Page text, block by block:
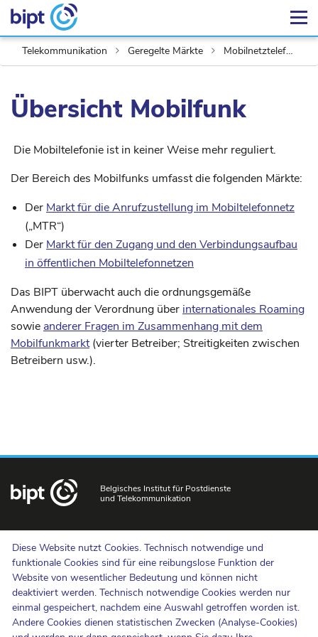
Diese Website nutzt Cookies. Technisch notwendige und
funktionale Cookies sind für eine reibungslose Funktion der
Website von wesentlicher Bedeutung und können nicht
deaktiviert werden. Technisch notwendige Cookies werden nur
einmal gespeichert, nachdem eine Auswahl getroffen worden ist.
Andere Cookies dienen statistischen Zwecken (Analyse-Cookies)
Telekommunikation Geregelte Märkte Mobilnetztelefonie
Übersicht Mobilfunk
Die Mobiltelefonie ist in keiner Weise mehr reguliert.
Der Bereich des Mobilfunks umfasst die folgenden Märkte:
Der Markt für die Anrufzustellung im Mobiltelefonnetz
(„MTR“)
Der Markt für den Zugang und den Verbindungsaufbau
in öffentlichen Mobiltelefonnetzen
Das BIPT überwacht auch die ordnungsgemäße
Anwendung der Verordnung über internationales Roaming
sowie anderer Fragen im Zusammenhang mit dem
Mobilfunkmarkt(vierter Betreiber; Streitigkeiten zwischen
Betreibern usw.).
Belgisches Institut für Postdienste
und Telekommunikation
Uns kontaktieren
Hinweisgebermeldungen
Newsletter
Barrierefreiheit
Presse